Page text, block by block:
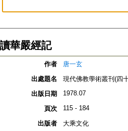
讀華嚴經記
作者
唐一玄
出處題名
現代佛教學術叢刊(四
出版日期
1978.07
頁次 115 - 184
出版者
大乘文化